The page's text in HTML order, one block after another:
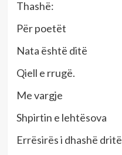
Thashë:
Për poetët
Nata është ditë
Qiell e rrugë.
Me vargje
Shpirtin e lehtësova
Errësirës i dhashë dritë